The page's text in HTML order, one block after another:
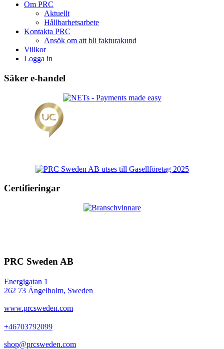
Om PRC
Aktuellt
Hållbarhetsarbete
Kontakta PRC
Ansök om att bli fakturakund
Villkor
Logga in
Säker e-handel
Certifieringar
PRC Sweden AB
Energigatan 1
262 73 Ängelholm, Sweden
www.prcsweden.com
+46703792099
shop@prcsweden.com